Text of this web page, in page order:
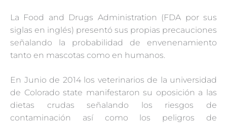
La Food and Drugs Administration (FDA por sus
siglas en inglés) presentó sus propias precauciones
señalando la probabilidad de envenenamiento
tanto en mascotas como en humanos.
En Junio de 2014 los veterinarios de la universidad
de Colorado state manifestaron su oposición a las
dietas crudas señalando los riesgos de
contaminación así como los peligros de